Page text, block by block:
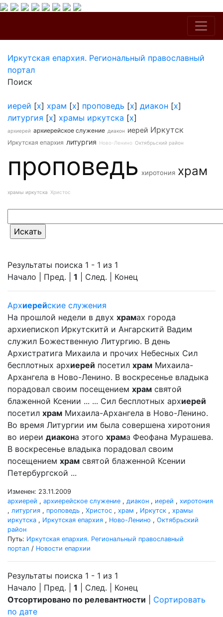
Иркутская епархия. Региональный православный
портал
Поиск
иерей [x] храм [x] проповедь [x] диакон [x]
литургия [x] храмы иркутска [x]
архиерей архиерейское служение диакон иерей Иркутск
Иркутская епархия литургия Ново-Ленино Октябрьский район
проповедь хиротония храм
храмы иркутска Христос
Результаты поиска 1 - 1 из 1
Начало | Пред. | 1 | След. | Конец
Архиерейские служения
На прошлой недели в двух храмах города
архиепископ Иркутскитй и Ангарскитй Вадим
служил Божественную Литургию. В день
Архистратига Михаила и прочих Небесных Сил
бесплотных архиерей посетил храм Михаила-
Архангела в Ново-Ленино. В воскресенье владыка
порадовал своим посещением храм святой
блаженной Ксении ... ... Сил бесплотных архиерей
посетил храм Михаила-Архангела в Ново-Ленино.
Во время Литургии им была совершена хиротония
во иереи диакона этого храма Феофана Мурашева.
В воскресенье владыка порадовал своим
посещением храм святой блаженной Ксении
Петербургской ...
Изменен: 23.11.2009
архиерей , архиерейское служение , диакон , иерей , хиротония
, литургия , проповедь , Христос , храм , Иркутск , храмы
иркутска , Иркутская епархия , Ново-Ленино , Октябрьский
район
Путь: Иркутская епархия. Региональный православный
портал / Новости епархии
Результаты поиска 1 - 1 из 1
Начало | Пред. | 1 | След. | Конец
Отсортировано по релевантности
Сортировать
по дате